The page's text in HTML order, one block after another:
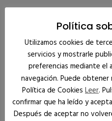
Venta
Política
Utilizamos cookies de
servicios y mostrarle
preferencias mediante el
navegación. Puede
Política de Cookies Leer.
confirmar que ha leído y
Después de aceptar no